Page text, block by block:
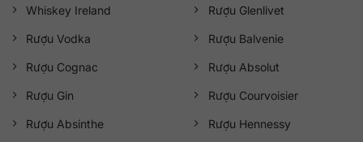
Whiskey Ireland
Rượu Vodka
Rượu Cognac
Rượu Gin
Rượu Absinthe
Rượu Glenlivet
Rượu Balvenie
Rượu Absolut
Rượu Courvoisier
Rượu Hennessy